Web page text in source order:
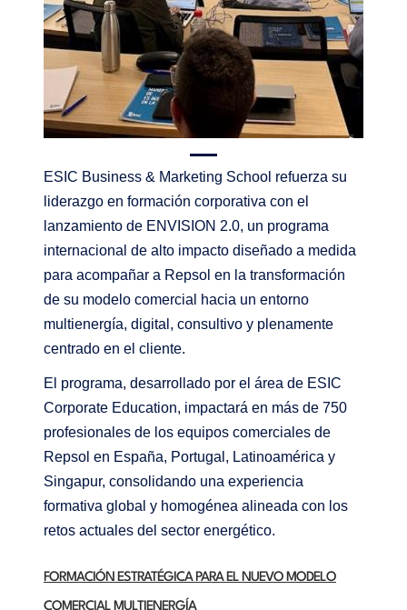
ESIC Business & Marketing School refuerza su
liderazgo en formación corporativa con el
lanzamiento de ENVISION 2.0, un programa
internacional de alto impacto diseñado a medida
para acompañar a Repsol en la transformación
de su modelo comercial hacia un entorno
multienergía, digital, consultivo y plenamente
centrado en el cliente.
El programa, desarrollado por el área de ESIC
Corporate Education, impactará en más de 750
profesionales de los equipos comerciales de
Repsol en España, Portugal, Latinoamérica y
Singapur, consolidando una experiencia
formativa global y homogénea alineada con los
retos actuales del sector energético.
FORMACIÓN ESTRATÉGICA PARA EL NUEVO MODELO
COMERCIAL MULTIENERGÍA